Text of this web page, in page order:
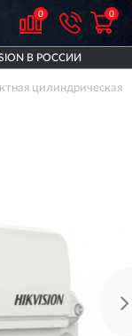
0 0
В РОССИИ
цилиндрическая